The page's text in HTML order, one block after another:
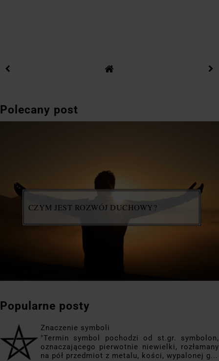
Polecany post
CZYM JEST ROZWÓJ DUCHOWY?
Popularne posty
Znaczenie symboli
"Termin symbol pochodzi od st.gr. symbolon,
oznaczającego pierwotnie niewielki, rozłamany
na pół przedmiot z metalu, kości, wypalonej g...